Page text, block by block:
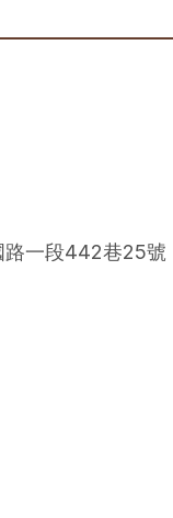
路一段442巷25號